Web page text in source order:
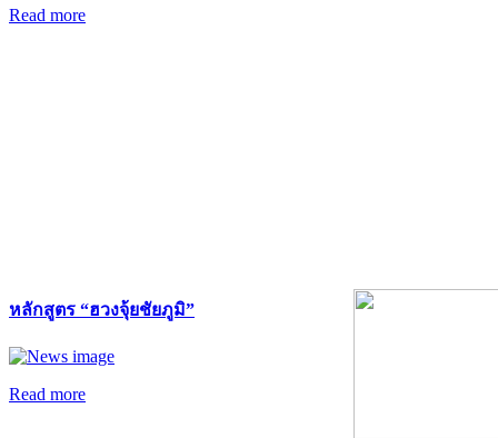
Read more
หลักสูตร “ฮวงจุ้ยชัยภูมิ”
Read more